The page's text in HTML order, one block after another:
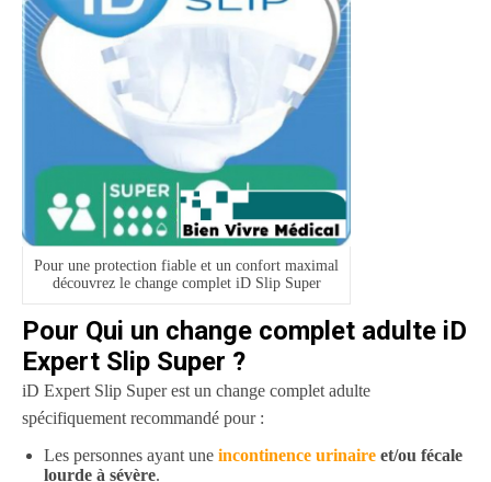
Pour une protection fiable et un confort maximal
découvrez le change complet iD Slip Super
Pour Qui un change complet adulte iD
Expert Slip Super ?
iD Expert Slip Super est un change complet adulte
spécifiquement recommandé pour :
Les personnes ayant une incontinence urinaire et/ou fécale
lourde à sévère.